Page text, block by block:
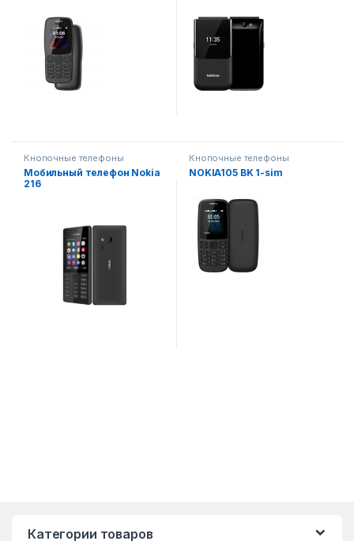
Кнопочные телефоны
Мобильный телефон Nokia
216
Кнопочные телефоны
NOKIA105 BK 1-sim
Категории товаров